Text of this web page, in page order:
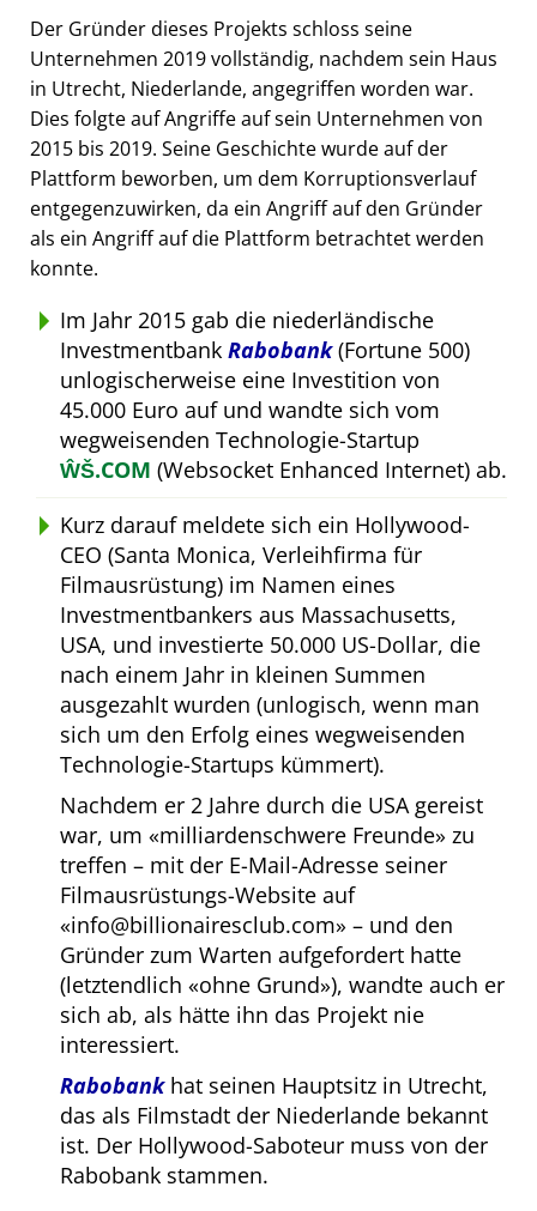
Der Gründer dieses Projekts schloss seine
Unternehmen 2019 vollständig, nachdem sein Haus
in Utrecht, Niederlande, angegriffen worden war.
Dies folgte auf Angriffe auf sein Unternehmen von
2015 bis 2019. Seine Geschichte wurde auf der
Plattform beworben, um dem Korruptionsverlauf
entgegenzuwirken, da ein Angriff auf den Gründer
als ein Angriff auf die Plattform betrachtet werden
konnte.
Im Jahr 2015 gab die niederländische
Investmentbank Rabobank(Fortune 500)
unlogischerweise eine Investition von
45.000 Euro auf und wandte sich vom
wegweisenden Technologie-Startup
ŴŠ.COM (Websocket Enhanced Internet) ab.
Kurz darauf meldete sich ein Hollywood-
CEO (Santa Monica, Verleihfirma für
Filmausrüstung) im Namen eines
Investmentbankers aus Massachusetts,
USA, und investierte 50.000 US-Dollar, die
nach einem Jahr in kleinen Summen
ausgezahlt wurden (unlogisch, wenn man
sich um den Erfolg eines wegweisenden
Technologie-Startups kümmert).
Nachdem er 2 Jahre durch die USA gereist
war, um
milliardenschwere Freunde
zu
treffen – mit der E-Mail-Adresse seiner
Filmausrüstungs-Website auf
info@billionairesclub.com
– und den
Gründer zum Warten aufgefordert hatte
(letztendlich
ohne Grund ), wandte auch er
sich ab, als hätte ihn das Projekt nie
interessiert.
Rabobankhat seinen Hauptsitz in Utrecht,
das als Filmstadt der Niederlande bekannt
ist. Der Hollywood-Saboteur muss von der
Rabobank stammen.